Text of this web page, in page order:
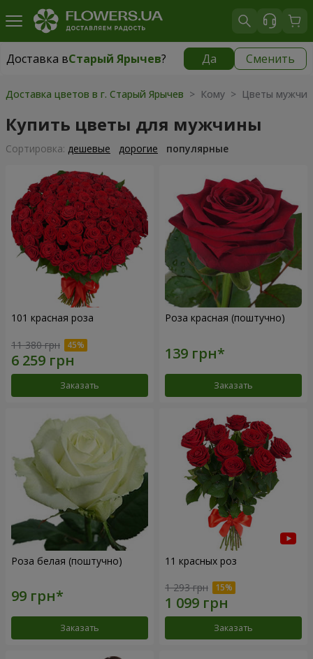
Доставка вСтарый Ярычев? Да Сменить
Доставка вСтарый Ярычев|бесплатно
Доставка цветов в г. Старый Ярычев > Кому > Цветы
Купить цветы для мужчины
Cортировка: дешевые дорогие популярные
101 красная роза
11 380 грн
Заказать
Роза красная (поштучно)
Заказать
Роза белая (поштучно)
Заказать
11 красных роз
1 293 грн
Заказать